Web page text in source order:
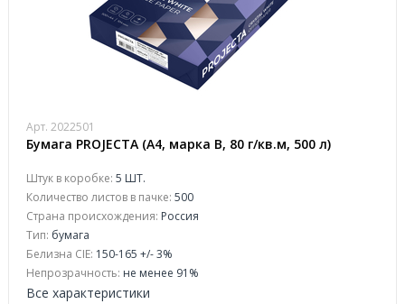
Арт. 2022501
Бумага PROJECTA (А4, марка В, 80 г/кв.м, 500 л)
Штук в коробке: 5 ШТ.
Количество листов в пачке: 500
Страна происхождения: Россия
Тип: бумага
Белизна CIE: 150-165 +/- 3%
Непрозрачность: не менее 91%
Все характеристики